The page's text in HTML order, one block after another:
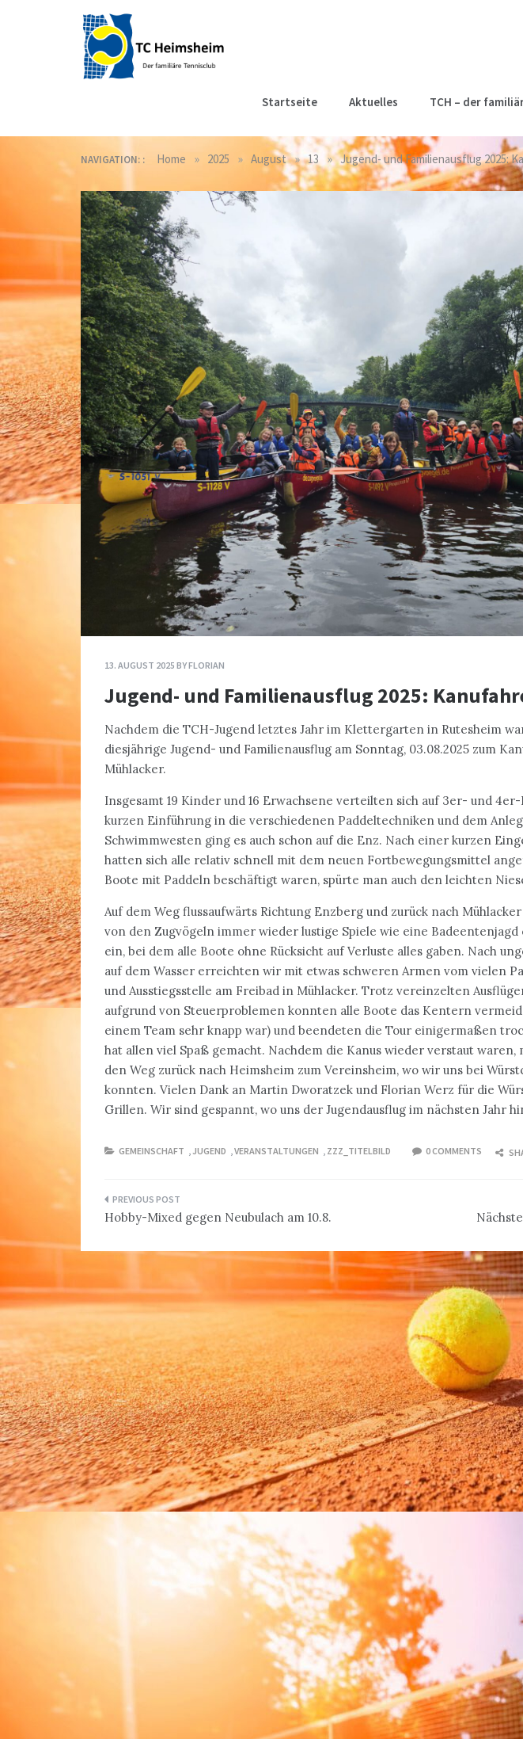
Startseite Aktuelles TCH – der
NAVIGATION: : Home » 2025 » August » 13 » Jugend- und Familienausflug 2025:
13. AUGUST 2025 BYFLORIAN
Jugend- und Familienausflug 2025:
Nachdem die TCH-Jugend letztes Jahr im Klettergarten in Rutesheim
diesjährige Jugend- und Familienausflug am Sonntag, 03.08.2025 zum
Mühlacker.
Insgesamt 19 Kinder und 16 Erwachsene verteilten sich auf 3er- und
kurzen Einführung in die verschiedenen Paddeltechniken und dem
Schwimmwesten ging es auch schon auf die Enz. Nach einer kurzen
hatten sich alle relativ schnell mit dem neuen Fortbewegungsmittel
Boote mit Paddeln beschäftigt waren, spürte man auch den leichten
Auf dem Weg flussaufwärts Richtung Enzberg und zurück nach
von den Zugvögeln immer wieder lustige Spiele wie eine Badeentenjagd
ein, bei dem alle Boote ohne Rücksicht auf Verluste alles gaben. Nach
auf dem Wasser erreichten wir mit etwas schweren Armen vom vielen
und Ausstiegsstelle am Freibad in Mühlacker. Trotz vereinzelten
aufgrund von Steuerproblemen konnten alle Boote das Kentern
einem Team sehr knapp war) und beendeten die Tour einigermaßen
hat allen viel Spaß gemacht. Nachdem die Kanus wieder verstaut waren,
den Weg zurück nach Heimsheim zum Vereinsheim, wo wir uns bei
konnten. Vielen Dank an Martin Dworatzek und Florian Werz für die
Grillen. Wir sind gespannt, wo uns der Jugendausflug im nächsten Jahr
GEMEINSCHAFT ,JUGEND ,VERANSTALTUNGEN , ZZZ_TITELBILD 0 COMMENTS
Beitragsnavigation
Hobby-Mixed gegen Neubulach am 10.8.